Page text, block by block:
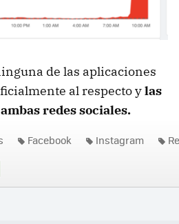
de las aplicaciones
al respecto ylas
redes sociales.
Facebook Instagram